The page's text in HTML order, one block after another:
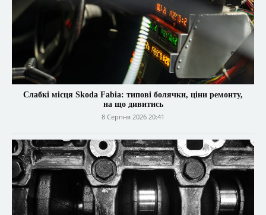
Слабкі місця Skoda Fabia: типові болячки, ціни ремонту,
на що дивитись
8 Серпня 2026 20:41